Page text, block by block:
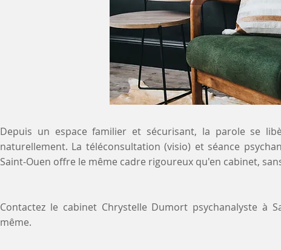
Depuis un espace familier et sécurisant, la parole se
naturellement. La téléconsultation (visio) et séance
Saint-Ouen offre le même cadre rigoureux qu'en cabinet,
Contactez le cabinet Chrystelle Dumort psychanalyste à
même.